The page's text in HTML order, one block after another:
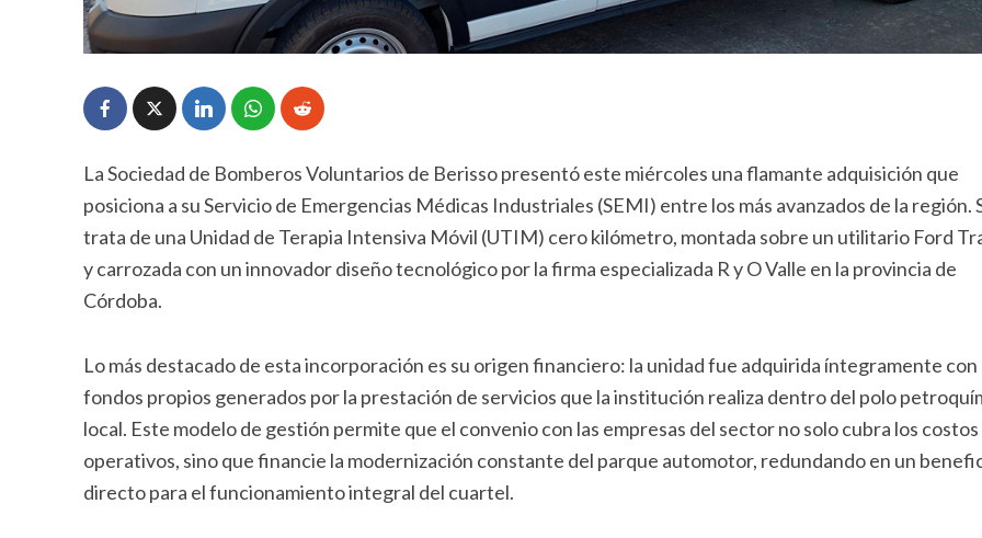
La Sociedad de Bomberos Voluntarios de Berisso presentó este miércoles una flamante adquisición que
posiciona a su Servicio de Emergencias Médicas Industriales (SEMI) entre los más avanzados de la región.
trata de una Unidad de Terapia Intensiva Móvil (UTIM) cero kilómetro, montada sobre un utilitario Ford
y carrozada con un innovador diseño tecnológico por la firma especializada R y O Valle en la provincia de
Córdoba.
Lo más destacado de esta incorporación es su origen financiero: la unidad fue adquirida íntegramente con
fondos propios generados por la prestación de servicios que la institución realiza dentro del polo
local. Este modelo de gestión permite que el convenio con las empresas del sector no solo cubra los costos
operativos, sino que financie la modernización constante del parque automotor, redundando en un
directo para el funcionamiento integral del cuartel.